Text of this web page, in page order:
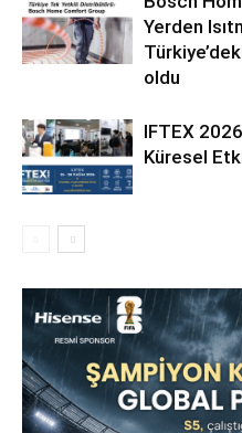
Yerden
oldu
IFTEX
Küresel